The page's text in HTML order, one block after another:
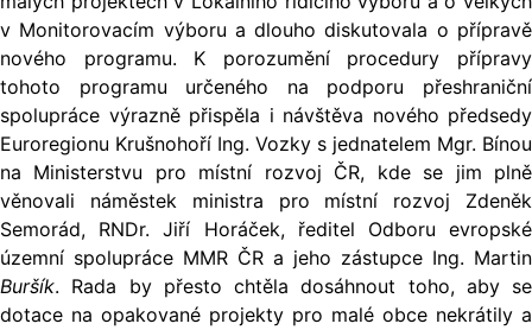
v Monitorovacím výboru a dlouho diskutovala o přípravě
nového programu. K porozumění procedury přípravy
tohoto programu určeného na podporu přeshraniční
spolupráce výrazně přispěla i návštěva nového předsedy
Euroregionu Krušnohoří Ing. Vozky s jednatelem Mgr. Bínou
na Ministerstvu pro místní rozvoj ČR, kde se jim plně
věnovali náměstek ministra pro místní rozvoj Zdeněk
Semorád, RNDr. Jiří Horáček, ředitel Odboru evropské
územní spolupráce MMR ČR a jeho zástupce Ing. Martin
Buršík. Rada by přesto chtěla dosáhnout toho, aby se
dotace na opakované projekty pro malé obce nekrátily a